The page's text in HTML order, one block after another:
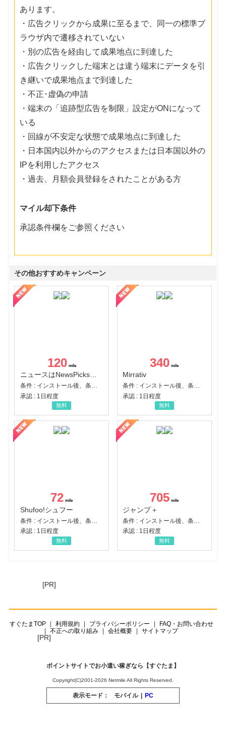
あります。
・広告クリックから成果に至るまで、同一の標準ブ
ラウザ内で遷移されていない
・別の広告を経由して成果地点に到達した
・広告クリックした端末とは違う端末にデータを引
き継いで成果地点まで到達した
・不正･虚偽の申請
・端末の「追跡型広告を制限」設定がONになって
いる
・回線が不安定な状態で成果地点に到達した
・日本国内以外からのアクセスまたは日本国以外の
IPを利用したアクセス
・過去、月額会員登録をされたことがある方
マイル却下条件
承認条件欄をご参照ください
その他おすすめキャンペーン
120
ニュースはNewsPicks｜経済ニュース・就活・ビジネス
条件 : インストール後、条件達成
承認 : 1日程度
無料
340
Mirrativ
条件 : インストール後、条件達成
承認 : 1日程度
無料
72
Shufoo!シュフー
承認 : 1日程度
無料
705
ジャンプ＋
承認 : 1日程度
無料
[PR]
すぐたまTOP 利用規約 プライバシーポリシー
FAQ・お問い合わせ
不正への取り組み
会社概要 サイトマップ
[PR]
ポイントサイトでお小遣い稼ぎなら【すぐたま】
Copyright(C)2001-2026 Netmile All Rights Reserved.
表示モード： モバイル | PC